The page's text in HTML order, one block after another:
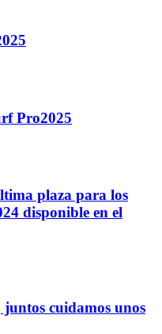
Pro2025
plaza para los
disponible en el
cuidamos unos